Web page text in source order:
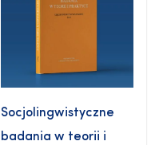
Socjolingwistyczne
badania w teorii i